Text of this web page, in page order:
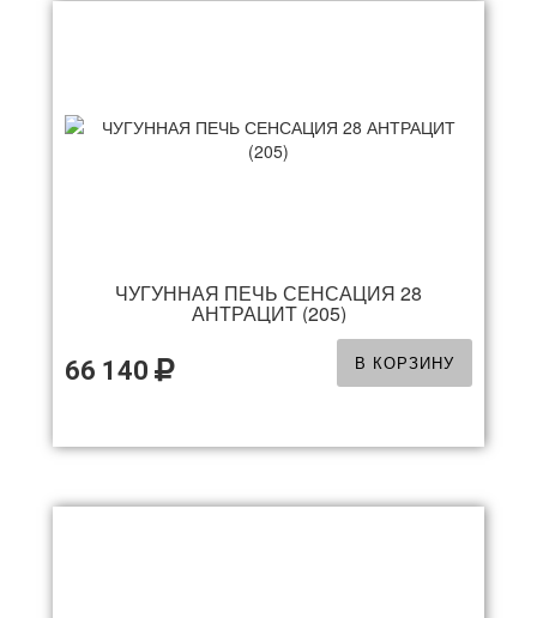
ЧУГУННАЯ ПЕЧЬ СЕНСАЦИЯ 28
АНТРАЦИТ (205)
66 140 В КОРЗИНУ